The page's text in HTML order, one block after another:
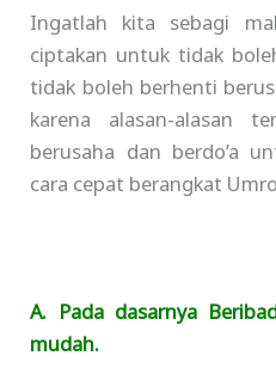
Ingatlah kita sebagi
ciptakan untuk tidak
tidak boleh berhenti
karena alasan-alasan
berusaha dan berdo’a
cara cepat berangkat
A. Pada dasarnya
mudah.